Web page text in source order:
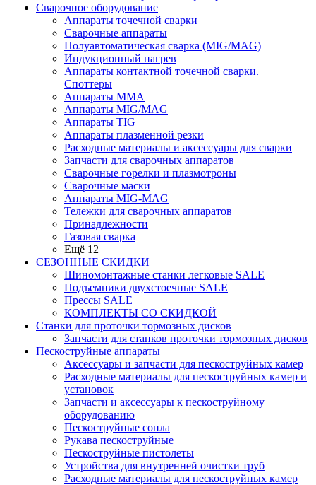
Сварочное оборудование
Аппараты точечной сварки
Сварочные аппараты
Полуавтоматическая сварка (MIG/MAG)
Индукционный нагрев
Аппараты контактной точечной сварки.
Споттеры
Аппараты MMA
Аппараты MIG/MAG
Аппараты TIG
Аппараты плазменной резки
Расходные материалы и аксессуары для сварки
Запчасти для сварочных аппаратов
Сварочные горелки и плазмотроны
Сварочные маски
Аппараты MIG-MAG
Тележки для сварочных аппаратов
Принадлежности
Газовая сварка
Ещё 12
СЕЗОННЫЕ СКИДКИ
Шиномонтажные станки легковые SALE
Подъемники двухстоечные SALE
Прессы SALE
КОМПЛЕКТЫ СО СКИДКОЙ
Станки для проточки тормозных дисков
Запчасти для станков проточки тормозных дисков
Пескоструйные аппараты
Аксессуары и запчасти для пескоструйных камер
Расходные материалы для пескоструйных камер и
установок
Запчасти и аксессуары к пескоструйному
оборудованию
Пескоструйные сопла
Рукава пескоструйные
Пескоструйные пистолеты
Устройства для внутренней очистки труб
Расходные материалы для пескоструйных камер